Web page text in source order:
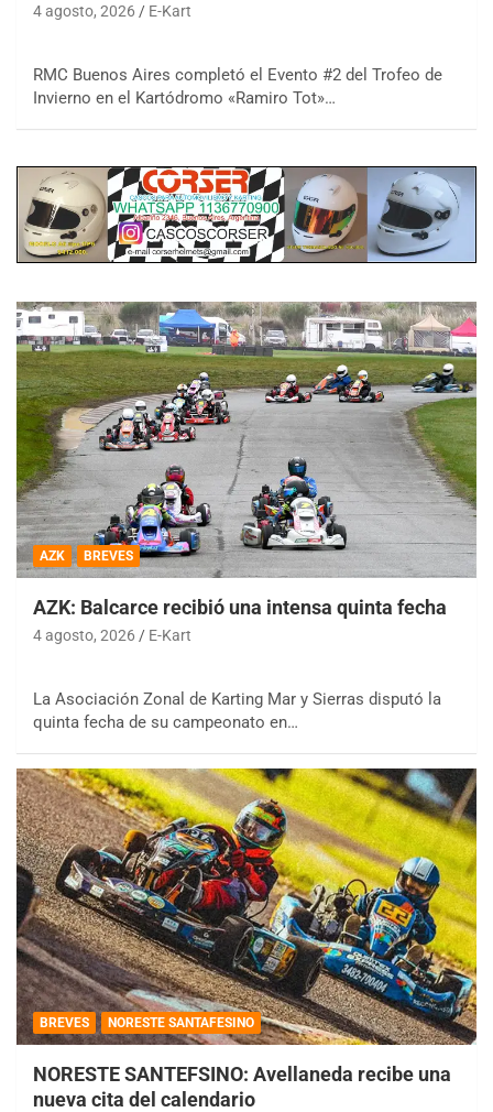
4 agosto, 2026 E-Kart
RMC Buenos Aires completó el Evento #2 del Trofeo de
Invierno en el Kartódromo «Ramiro Tot»…
AZK BREVES
AZK: Balcarce recibió una intensa quinta fecha
4 agosto, 2026 E-Kart
La Asociación Zonal de Karting Mar y Sierras disputó la
quinta fecha de su campeonato en…
BREVES NORESTE SANTAFESINO
NORESTE SANTEFSINO: Avellaneda recibe una
nueva cita del calendario